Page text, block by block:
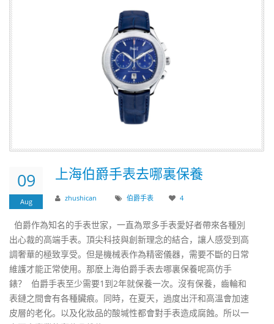
09
Aug
​上海伯爵手表去哪裏保養
zhushican 伯爵手表 4
伯爵作為知名的手表世家，一直為眾多手表愛好者帶來各種別
出心裁的高端手表。頂尖科技與創新理念的結合，讓人感受到高
調奢華的極致享受。但是機械表作為精密儀器，需要不斷的日常
維護才能正常使用。那麽上海伯爵手表去哪裏保養呢高仿手
錶？ 伯爵手表至少需要1到2年就保養一次。沒有保養，齒輪和
表鏈之間會有各種臟痕。同時，在夏天，過度出汗和高溫會加速
皮層的老化。以及化妝品的酸堿性都會對手表造成腐蝕。所以一